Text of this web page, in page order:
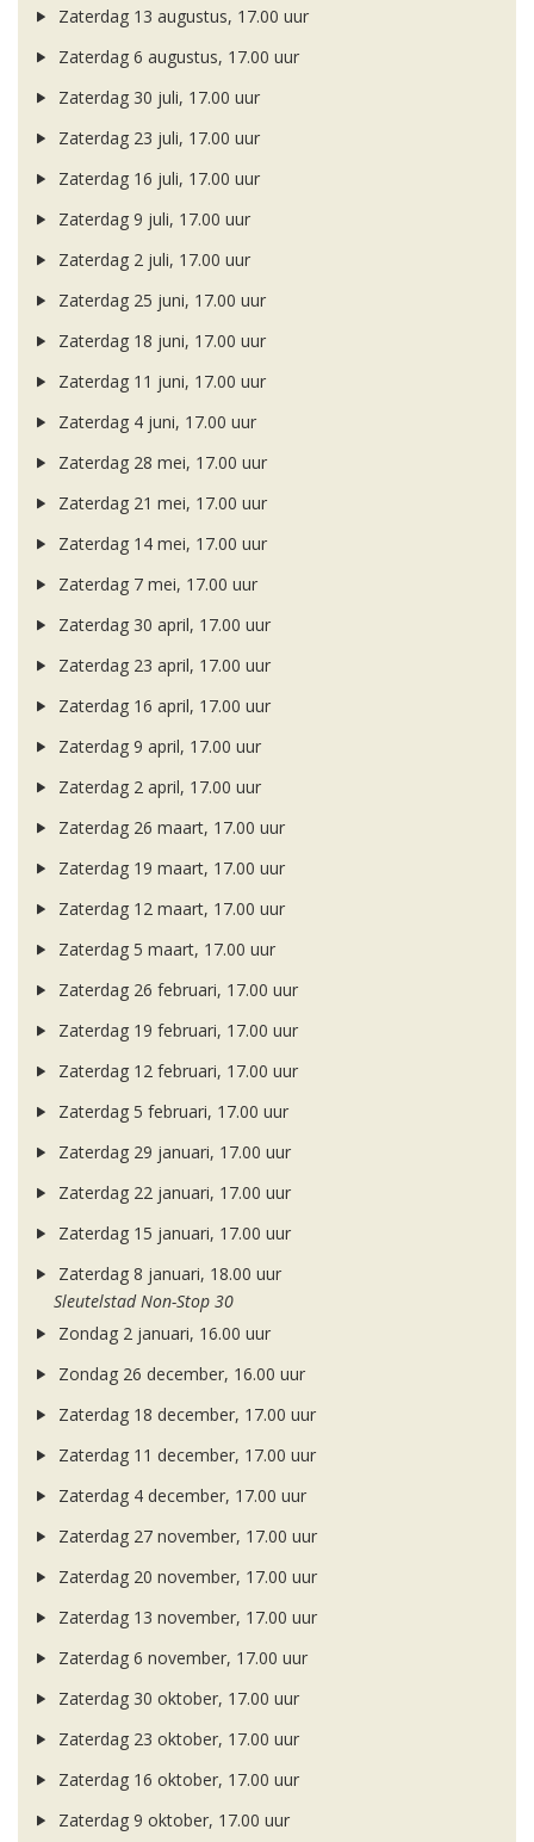
Zaterdag 13 augustus, 17.00 uur
Zaterdag 6 augustus, 17.00 uur
Zaterdag 30 juli, 17.00 uur
Zaterdag 23 juli, 17.00 uur
Zaterdag 16 juli, 17.00 uur
Zaterdag 9 juli, 17.00 uur
Zaterdag 2 juli, 17.00 uur
Zaterdag 25 juni, 17.00 uur
Zaterdag 18 juni, 17.00 uur
Zaterdag 11 juni, 17.00 uur
Zaterdag 4 juni, 17.00 uur
Zaterdag 28 mei, 17.00 uur
Zaterdag 21 mei, 17.00 uur
Zaterdag 14 mei, 17.00 uur
Zaterdag 7 mei, 17.00 uur
Zaterdag 30 april, 17.00 uur
Zaterdag 23 april, 17.00 uur
Zaterdag 16 april, 17.00 uur
Zaterdag 9 april, 17.00 uur
Zaterdag 2 april, 17.00 uur
Zaterdag 26 maart, 17.00 uur
Zaterdag 19 maart, 17.00 uur
Zaterdag 12 maart, 17.00 uur
Zaterdag 5 maart, 17.00 uur
Zaterdag 26 februari, 17.00 uur
Zaterdag 19 februari, 17.00 uur
Zaterdag 12 februari, 17.00 uur
Zaterdag 5 februari, 17.00 uur
Zaterdag 29 januari, 17.00 uur
Zaterdag 22 januari, 17.00 uur
Zaterdag 15 januari, 17.00 uur
Zaterdag 8 januari, 18.00 uur
Sleutelstad Non-Stop 30
Zondag 2 januari, 16.00 uur
Zondag 26 december, 16.00 uur
Zaterdag 18 december, 17.00 uur
Zaterdag 11 december, 17.00 uur
Zaterdag 4 december, 17.00 uur
Zaterdag 27 november, 17.00 uur
Zaterdag 20 november, 17.00 uur
Zaterdag 13 november, 17.00 uur
Zaterdag 6 november, 17.00 uur
Zaterdag 30 oktober, 17.00 uur
Zaterdag 23 oktober, 17.00 uur
Zaterdag 16 oktober, 17.00 uur
Zaterdag 9 oktober, 17.00 uur